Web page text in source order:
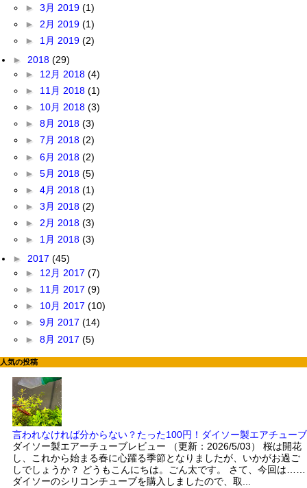
► 3月 2019 (1)
► 2月 2019 (1)
► 1月 2019 (2)
► 2018 (29)
► 12月 2018 (4)
► 11月 2018 (1)
► 10月 2018 (3)
► 8月 2018 (3)
► 7月 2018 (2)
► 6月 2018 (2)
► 5月 2018 (5)
► 4月 2018 (1)
► 3月 2018 (2)
► 2月 2018 (3)
► 1月 2018 (3)
► 2017 (45)
► 12月 2017 (7)
► 11月 2017 (9)
► 10月 2017 (10)
► 9月 2017 (14)
► 8月 2017 (5)
人気の投稿
言われなければ分からない？たった100円！ダイソー製エアチューブ
ダイソー製エアーチューブレビュー （更新：2026/5/03） 桜は開花
し、これから始まる春に心躍る季節となりましたが、いかがお過ご
しでしょうか？ どうもこんにちは。ごん太です。 さて、今回は……
ダイソーのシリコンチューブを購入しましたので、取...